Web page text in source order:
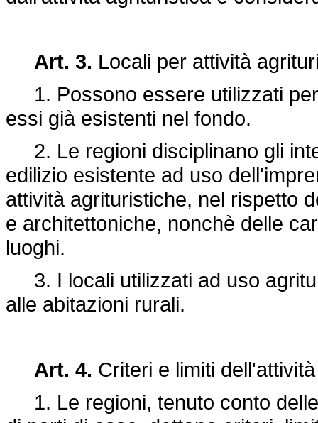
Art. 3. Locali per attività
1. Possono essere utilizzati
essi già esistenti nel fondo.
2. Le regioni disciplinano gli
edilizio esistente ad uso
attività agrituristiche, nel rispetto
e architettoniche, nonchè delle
luoghi.
3. I locali utilizzati ad uso
alle abitazioni rurali.
Art. 4. Criteri e limiti
1. Le regioni, tenuto conto